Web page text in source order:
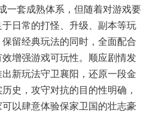
一套成熟体系，但随着对游戏要
日常的打怪、升级、副本等玩
留经典玩法的同时，全面配合
增强游戏可玩性。顺应剧情发
新玩法守卫襄阳，还原一段金
史，攻守对抗的目的性明确，
以肆意体验保家卫国的壮志豪